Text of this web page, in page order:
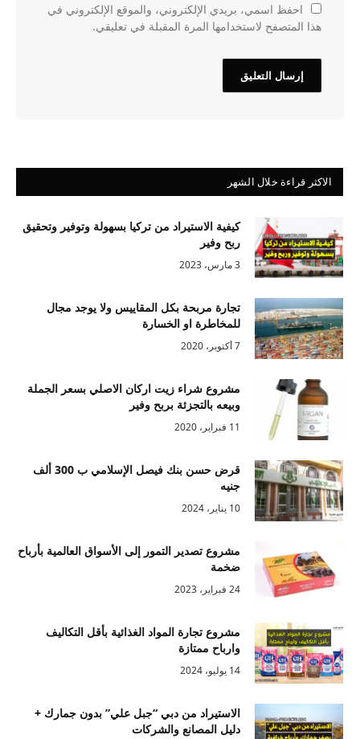
احفظ اسمي، بريدي الإلكتروني، والموقع الإلكتروني في
هذا المتصفح لاستخدامها المرة المقبلة في تعليقي.
الاكثر قراءة خلال الشهر
كيفية الاستيراد من تركيا بسهولة وتوفير وتحقيق
ربح وفير
3 مارس، 2023
تجارة مربحة بكل المقاييس ولا يوجد مجال
للمخاطرة او الخسارة
7 أكتوبر، 2020
مشروع شراء زيت اركان الاصلي بسعر الجملة
وبيعه بالتجزئة بربح وفير
11 فبراير، 2020
قرض حسن بنك فيصل الإسلامي ب 300 ألف
جنيه
10 يناير، 2024
مشروع تصدير التمور إلى الأسواق العالمية بأرباح
ضخمة
24 فبراير، 2023
مشروع تجارة المواد الغذائية بأقل التكاليف
وارباح ممتازة
14 يوليو، 2024
الاستيراد من دبي “جبل علي” بدون جمارك +
دليل المصانع والشركات